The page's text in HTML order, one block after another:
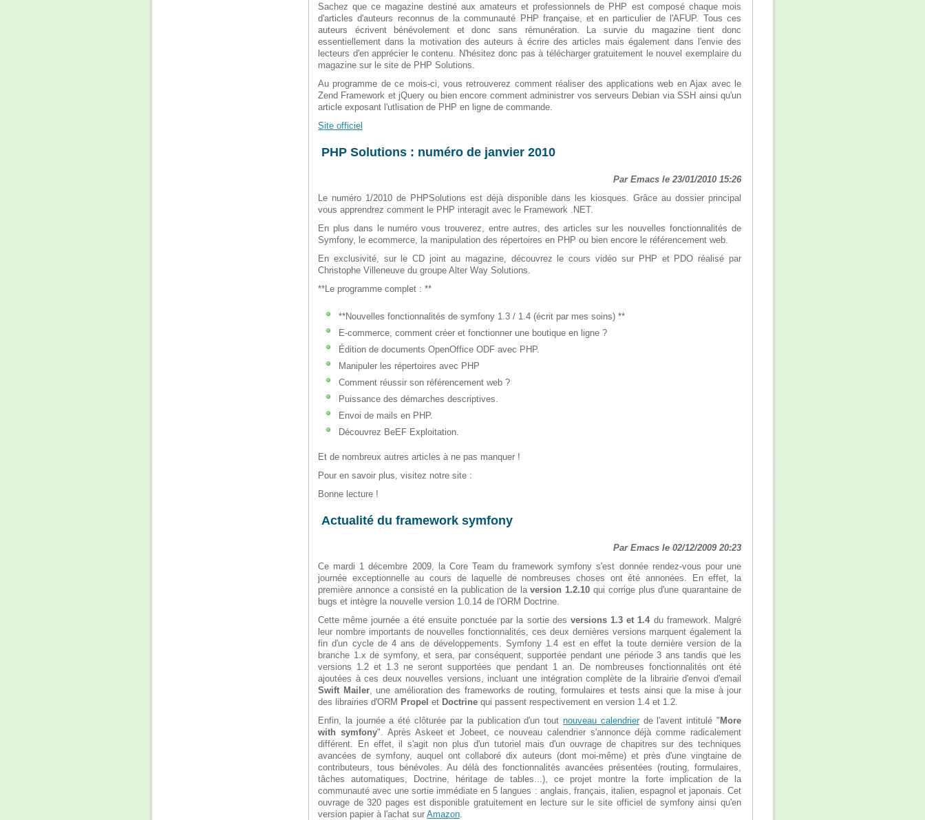
Sachez que ce magazine destiné aux amateurs et professionnels de PHP est composé chaque mois
d'articles d'auteurs reconnus de la communauté PHP française, et en particulier de l'AFUP. Tous ces
auteurs écrivent bénévolement et donc sans rémunération. La survie du magazine tient donc
essentiellement dans la motivation des auteurs à écrire des articles mais également dans l'envie des
lecteurs d'en apprécier le contenu. N'hésitez donc pas à télécharger gratuitement le nouvel exemplaire du
magazine sur le site de PHP Solutions.
Au programme de ce mois-ci, vous retrouverez comment réaliser des applications web en Ajax avec le
Zend Framework et jQuery ou bien encore comment administrer vos serveurs Debian via SSH ainsi qu'un
article exposant l'utlisation de PHP en ligne de commande.
Site officiel
PHP Solutions : numéro de janvier 2010
Par Emacs le 23/01/2010 15:26
Le numéro 1/2010 de PHPSolutions est déjà disponible dans les kiosques. Grâce au dossier principal
vous apprendrez comment le PHP interagit avec le Framework .NET.
En plus dans le numéro vous trouverez, entre autres, des articles sur les nouvelles fonctionnalités de
Symfony, le ecommerce, la manipulation des répertoires en PHP ou bien encore le référencement web.
En exclusivité, sur le CD joint au magazine, découvrez le cours vidéo sur PHP et PDO réalisé par
Christophe Villeneuve du groupe Alter Way Solutions.
**Le programme complet : **
**Nouvelles fonctionnalités de symfony 1.3 / 1.4 (écrit par mes soins) **
E-commerce, comment créer et fonctionner une boutique en ligne ?
Édition de documents OpenOffice ODF avec PHP.
Manipuler les répertoires avec PHP
Comment réussir son référencement web ?
Puissance des démarches descriptives.
Envoi de mails en PHP.
Découvrez BeEF Exploitation.
Et de nombreux autres articles à ne pas manquer !
Pour en savoir plus, visitez notre site :
Bonne lecture !
Actualité du framework symfony
Par Emacs le 02/12/2009 20:23
Ce mardi 1 décembre 2009, la Core Team du framework symfony s'est donnée rendez-vous pour une
journée exceptionnelle au cours de laquelle de nombreuses choses ont été annonées. En effet, la
première annonce a consisté en la publication de laversion 1.2.10 qui corrige plus d'une quarantaine de
bugs et intègre la nouvelle version 1.0.14 de l'ORM Doctrine.
Cette même journée a été ensuite ponctuée par la sortie des versions 1.3 et 1.4du framework. Malgré
leur nombre importants de nouvelles fonctionnalités, ces deux dernières versions marquent également la
fin d'un cycle de 4 ans de développements. Symfony 1.4 est en effet la toute dernière version de la
branche 1.x de symfony, et sera, par conséquent, supportée pendant une période 3 ans tandis que les
versions 1.2 et 1.3 ne seront supportées que pendant 1 an. De nombreuses fonctionnalités ont été
ajoutées à ces deux nouvelles versions, incluant une intégration complète de la librairie d'envoi d'email
Swift Mailer, une amélioration des frameworks de routing, formulaires et tests ainsi que la mise à jour
des librairies d'ORM Propel et Doctrine qui passent respectivement en version 1.4 et 1.2.
Enfin, la journée a été clôturée par la publication d'un tout nouveau calendrierde l'avent intitulé "More
with symfony". Après Askeet et Jobeet, ce nouveau calendrier s'annonce déjà comme radicalement
différent. En effet, il s'agit non plus d'un tutoriel mais d'un ouvrage de chapitres sur des techniques
avancées de symfony, auquel ont collaboré dix auteurs (dont moi-même) et près d'une vingtaine de
contributeurs, tous bénévoles. Au délà des fonctionnalités avancées présentées (routing, formulaires,
tâches automatiques, Doctrine, héritage de tables...), ce projet montre la forte implication de la
communauté avec une sortie immédiate en 5 langues : anglais, français, italien, espagnol et japonais. Cet
ouvrage de 320 pages est disponible gratuitement en lecture sur le site officiel de symfony ainsi qu'en
version papier à l'achat sur Amazon